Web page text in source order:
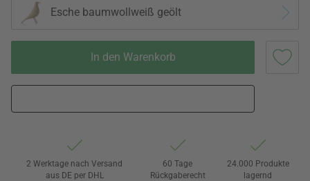
Esche baumwollweiß geölt
In den Warenkorb
2 Werktage nach Versand
aus DE per DHL
60 Tage
Rückgaberecht
24.000 Produkte
lagernd